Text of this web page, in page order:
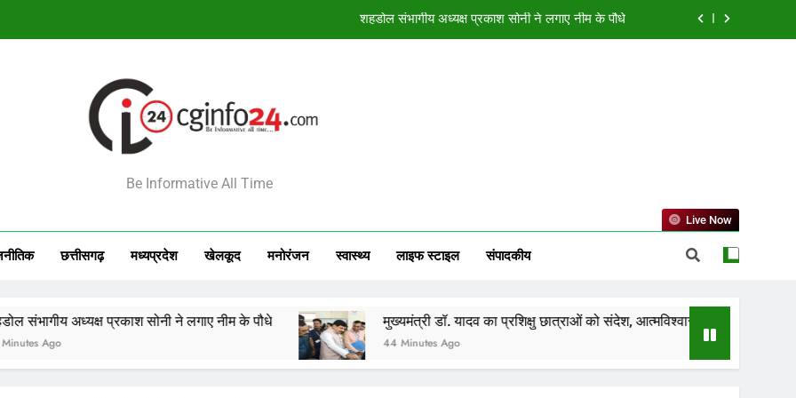
मुख्यमंत्री डॉ. यादव का प्रशिक्षु छात्राओं को संदेश, आत्मविश्वास रखें और अपनी जड़ों से जुड़े रहें
छत्तीसगढ़ में प्रधान पाठक पर गंभीर आरोप, फीडिंग के दौरान महिला को छिपकर देखने का मामला, निलंबित
मुख्यमंत्री डॉ. यादव का प्रशिक्षु छात्राओं को संदेश, आत्मविश्वास रखें और अपनी जड़ों से जुड़े रहें
Be Informative All Time
छत्तीसगढ़ मध्‍यप्रदेश खेलकूद मनोरंजन स्‍वास्‍थ्‍य लाइफ स्टाइल संपादकीय
Live Now
प्रकाश सोनी ने लगाए नीम के पौधे मुख्यमंत्री डॉ. यादव का प्रशिक्षु छात्राओं को संदेश, आत्मविश्वास रखें और अपनी जड़ों से जुड़े रहें
44 Minutes Ago